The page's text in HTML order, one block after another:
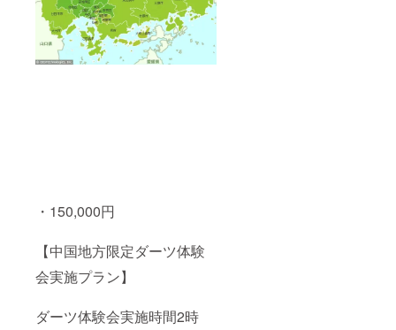
・150,000円
【中国地方限定ダーツ体験
会実施プラン】
ダーツ体験会実施時間2時